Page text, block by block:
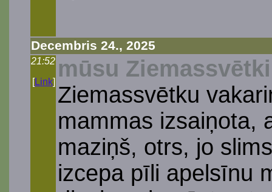
Decembris 24., 2025
21:52
[Link]
mūsu Ziemassvētki
Ziemassvētku
mammas izsaiņota,
maziņš, otrs, jo
izcepa pīli apelsīnu